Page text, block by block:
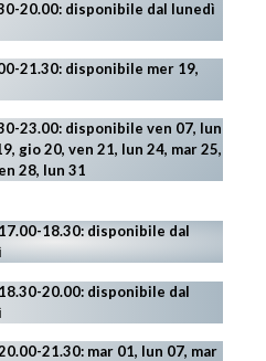
20.00: disponibile dal lunedì
21.30: disponibile mer 19,
23.00: disponibile ven 07, lun
gio 20, ven 21, lun 24, mar 25,
28, lun 31
17.00-18.30: disponibile dal
18.30-20.00: disponibile dal
21.30: mar 01, lun 07, mar